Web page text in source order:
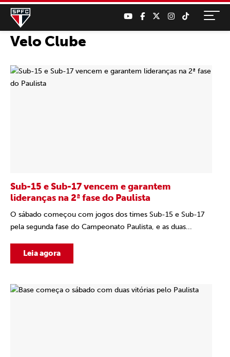
Velo Clube
Sub-15 e Sub-17 vencem e garantem
lideranças na 2ª fase do Paulista
O sábado começou com jogos dos times Sub-15 e Sub-17
pela segunda fase do Campeonato Paulista, e as duas...
Leia agora